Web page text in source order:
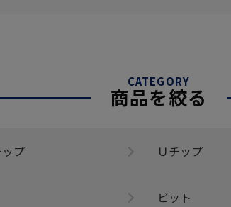
CATEGORY
商品を絞る
プ Ｕチップ
ビット